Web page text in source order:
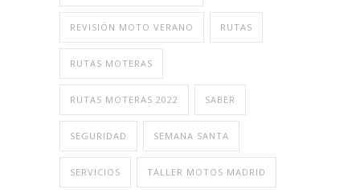
REVISIÓN MOTO VERANO RUTAS
RUTAS MOTERAS
RUTAS MOTERAS 2022 SABER
SEGURIDAD SEMANA SANTA
SERVICIOS TALLER MOTOS MADRID